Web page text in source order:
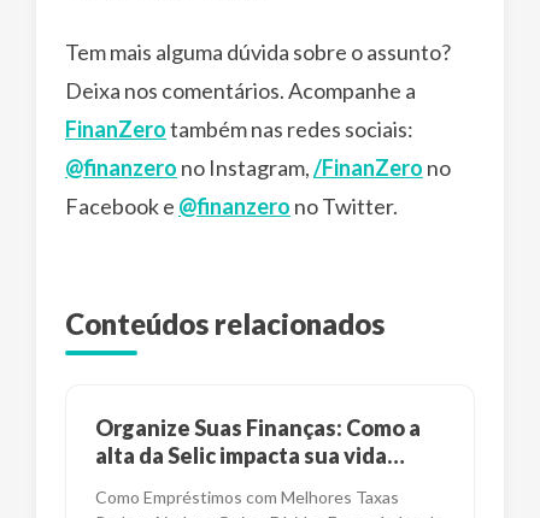
Tem mais alguma dúvida sobre o assunto?
Deixa nos comentários. Acompanhe a
FinanZerotambém nas redes sociais:
@finanzero no Instagram,/FinanZero no
Facebook e @finanzero no Twitter.
Conteúdos relacionados
Organize Suas Finanças: Como a
alta da Selic impacta sua vida
Como Empréstimos com Melhores Taxas